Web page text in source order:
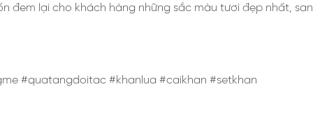
đem lại cho khách hàng những sắc màu tươi đẹp nhất,
#quatangdoitac #khanlua #caikhan #setkhan